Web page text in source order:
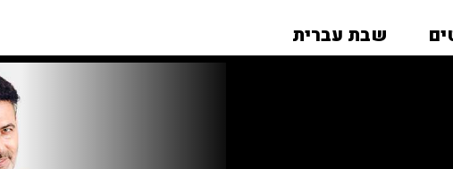
שבת עברית